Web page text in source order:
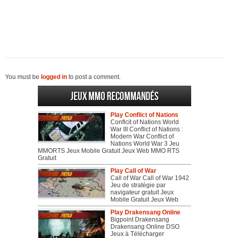
You must be logged in to post a comment.
Jeux MMO recommandés
Play Conflict of Nations
Conflcit of Nations World
War III Conflict of Nations :
Modern War Conflict of
Nations World War 3 Jeu
MMORTS Jeux Mobile Gratuit Jeux Web MMO RTS
Gratuit
Play Call of War
Call of War Call of War 1942
Jeu de stratégie par
navigateur gratuit Jeux
Mobile Gratuit Jeux Web
Play Drakensang Online
Bigpoint Drakensang
Drakensang Online DSO
Jeux à Télécharger